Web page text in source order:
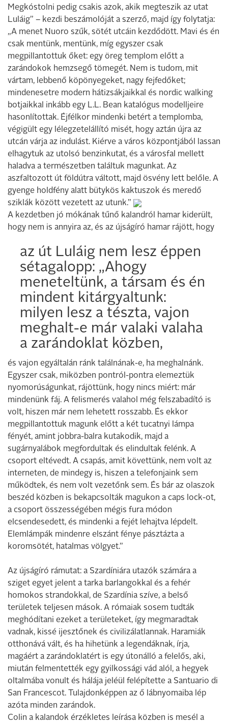
Megkóstolni pedig csakis azok, akik megteszik az utat
Luláig” – kezdi beszámolóját a szerző, majd így folytatja:
„A menet Nuoro szűk, sötét utcáin kezdődött. Mavi és én
csak mentünk, mentünk, míg egyszer csak
megpillantottuk őket: egy öreg templom előtt a
zarándokok hemzsegő tömegét. Nem is tudom, mit
vártam, lebbenő köpönyegeket, nagy fejfedőket;
mindenesetre modern hátizsákjaikkal és nordic walking
botjaikkal inkább egy L.L. Bean katalógus modelljeire
hasonlítottak. Éjfélkor mindenki betért a templomba,
végigült egy lélegzetelállító misét, hogy aztán újra az
utcán várja az indulást. Kiérve a város központjából lassan
elhagytuk az utolsó benzinkutat, és a városfal mellett
haladva a természetben találtuk magunkat. Az
aszfaltozott út földútra váltott, majd ösvény lett belőle. A
gyenge holdfény alatt bütykös kaktuszok és meredő
sziklák között vezetett az utunk.”
A kezdetben jó mókának tűnő kalandról hamar kiderült,
hogy nem is annyira az, és az újságíró hamar rájött, hogy
az út Luláig nem lesz éppen
sétagalopp: „Ahogy
meneteltünk, a társam és én
mindent kitárgyaltunk:
milyen lesz a tészta, vajon
meghalt-e már valaki valaha
a zarándoklat közben,
és vajon egyáltalán ránk találnának-e, ha meghalnánk.
Egyszer csak, miközben pontról-pontra elemeztük
nyomorúságunkat, rájöttünk, hogy nincs miért: már
mindenünk fáj. A felismerés valahol még felszabadító is
volt, hiszen már nem lehetett rosszabb. És ekkor
megpillantottuk magunk előtt a két tucatnyi lámpa
fényét, amint jobbra-balra kutakodik, majd a
sugárnyalábok megfordultak és elindultak felénk. A
csoport eltévedt. A csapás, amit követtünk, nem volt az
interneten, de mindegy is, hiszen a telefonjaink sem
működtek, és nem volt vezetőnk sem. És bár az olaszok
beszéd közben is bekapcsolták magukon a caps lock-ot,
a csoport összességében mégis fura módon
elcsendesedett, és mindenki a fejét lehajtva lépdelt.
Elemlámpák mindenre elszánt fénye pásztázta a
koromsötét, hatalmas völgyet.”
Az újságíró rámutat: a Szardíniára utazók számára a
sziget egyet jelent a tarka barlangokkal és a fehér
homokos strandokkal, de Szardínia szíve, a belső
területek teljesen mások. A rómaiak sosem tudták
meghódítani ezeket a területeket, így megmaradtak
vadnak, kissé ijesztőnek és civilizálatlannak. Haramiák
otthonává vált, és ha hihetünk a legendáknak, írja,
magáért a zarándoklatért is egy útonálló a felelős, aki,
miután felmentették egy gyilkossági vád alól, a hegyek
oltalmába vonult és hálája jeléül felépítette a Santuario di
San Francescot. Tulajdonképpen az ő lábnyomaiba lép
azóta minden zarándok.
Colin a kalandok érzékletes leírása közben is mesél a